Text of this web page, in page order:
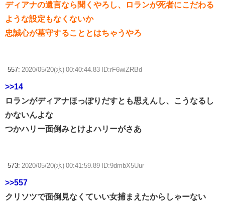
ディアナの遺言なら聞くやろし、ロランが死者にこだわる
ような設定もなくないか
忠誠心が墓守することとはちゃうやろ
557: 2020/05/20(水) 00:40:44.83 ID:rF6wiZRBd
>>14
ロランがディアナほっぽりだすとも思えんし、こうなるし
かないんよな
つかハリー面倒みとけよハリーがさあ
573: 2020/05/20(水) 00:41:59.89 ID:9dmbX5Uur
>>557
クリソツで面倒見なくていい女捕まえたからしゃーない